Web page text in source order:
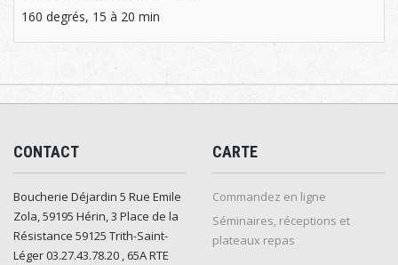
160 degrés, 15 à 20 min
CONTACT
Boucherie Déjardin 5 Rue Emile
Zola, 59195 Hérin, 3 Place de la
Résistance 59125 Trith-Saint-
Léger 03.27.43.78.20 , 65A RTE
CARTE
Commandez en ligne
Séminaires, réceptions et
plateaux repas